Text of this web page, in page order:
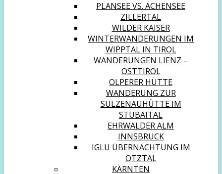
PLANSEE VS. ACHENSEE
ZILLERTAL
WILDER KAISER
WINTERWANDERUNGEN IM
WIPPTAL IN TIROL
WANDERUNGEN LIENZ –
OSTTIROL
OLPERER HÜTTE
WANDERUNG ZUR
SULZENAUHÜTTE IM
STUBAITAL
EHRWALDER ALM
INNSBRUCK
IGLU ÜBERNACHTUNG IM
ÖTZTAL
KÄRNTEN